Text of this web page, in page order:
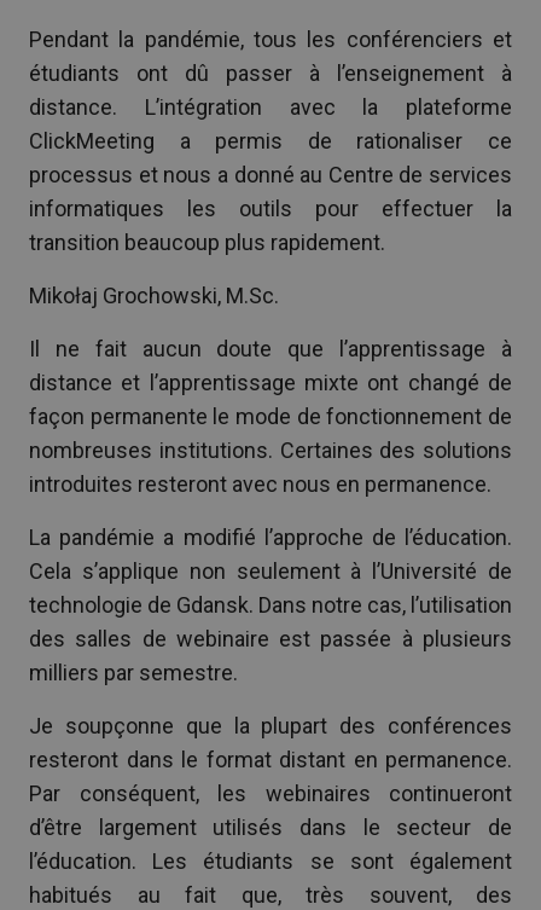
Pendant la pandémie, tous les conférenciers et
étudiants ont dû passer à l’enseignement à
distance. L’intégration avec la plateforme
ClickMeeting a permis de rationaliser ce
processus et nous a donné au Centre de services
informatiques les outils pour effectuer la
transition beaucoup plus rapidement.
Mikołaj Grochowski, M.Sc.
Il ne fait aucun doute que l’apprentissage à
distance et l’apprentissage mixte ont changé de
façon permanente le mode de fonctionnement de
nombreuses institutions. Certaines des solutions
introduites resteront avec nous en permanence.
La pandémie a modifié l’approche de l’éducation.
Cela s’applique non seulement à l’Université de
technologie de Gdansk. Dans notre cas, l’utilisation
des salles de webinaire est passée à plusieurs
milliers par semestre.
Je soupçonne que la plupart des conférences
resteront dans le format distant en permanence.
Par conséquent, les webinaires continueront
d’être largement utilisés dans le secteur de
l’éducation. Les étudiants se sont également
habitués au fait que, très souvent, des